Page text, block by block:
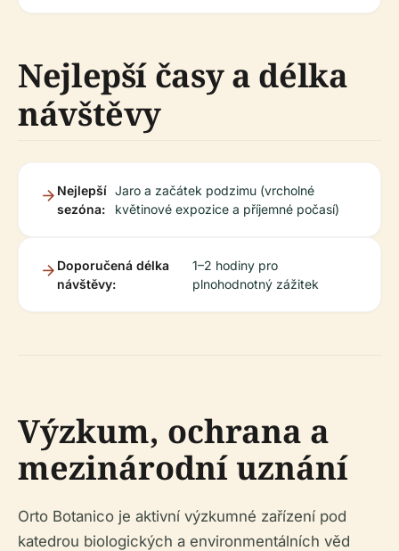
Nejlepší časy a délka
návštěvy
Nejlepší
sezóna:
Jaro a začátek podzimu (vrcholné
květinové expozice a příjemné počasí)
Doporučená délka
návštěvy:
1–2 hodiny pro
plnohodnotný zážitek
Výzkum, ochrana a
mezinárodní uznání
Orto Botanico je aktivní výzkumné zařízení pod
katedrou biologických a environmentálních věd